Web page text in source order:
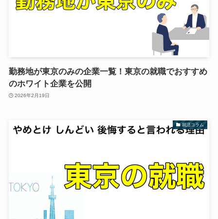
勤務地が東京のみの企業一覧！東京の就職でおすすめ
のホワイト企業を公開
2026年2月19日
就活コラム